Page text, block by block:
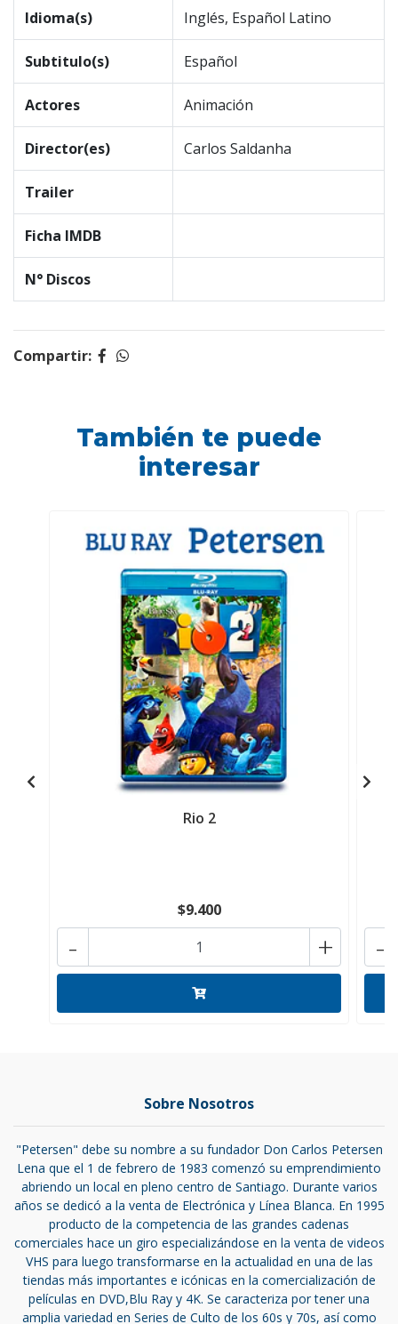
Idioma(s) Inglés, Español Latino
Subtitulo(s) Español
Actores Animación
Director(es) Carlos Saldanha
Trailer
Ficha IMDB
N° Discos
Compartir:
También te puede
interesar
Rio 2
$9.400
+
- -
Sobre Nosotros
"Petersen" debe su nombre a su fundador Don Carlos Petersen
Lena que el 1 de febrero de 1983 comenzó su emprendimiento
abriendo un local en pleno centro de Santiago. Durante varios
años se dedicó a la venta de Electrónica y Línea Blanca. En 1995
producto de la competencia de las grandes cadenas
comerciales hace un giro especializándose en la venta de videos
VHS para luego transformarse en la actualidad en una de las
tiendas más importantes e icónicas en la comercialización de
películas en DVD,Blu Ray y 4K. Se caracteriza por tener una
amplia variedad en Series de Culto de los 60s y 70s, así como